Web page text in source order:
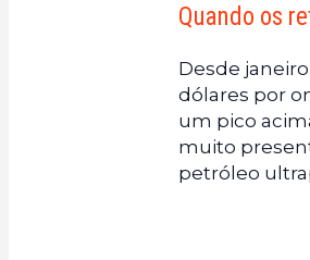
Quando os
Desde
dólares por
um pico
muito
petróleo